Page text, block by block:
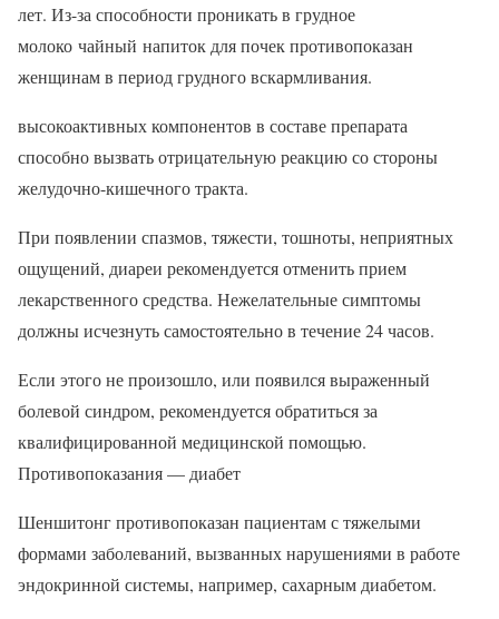
лет. Из-за способности проникать в грудное
молоко чайный напиток для почек противопоказан
женщинам в период грудного вскармливания.
высокоактивных компонентов в составе препарата
способно вызвать отрицательную реакцию со стороны
желудочно-кишечного тракта.
При появлении спазмов, тяжести, тошноты, неприятных
ощущений, диареи рекомендуется отменить прием
лекарственного средства. Нежелательные симптомы
должны исчезнуть самостоятельно в течение 24 часов.
Если этого не произошло, или появился выраженный
болевой синдром, рекомендуется обратиться за
квалифицированной медицинской помощью.
Противопоказания — диабет
Шеншитонг противопоказан пациентам с тяжелыми
формами заболеваний, вызванных нарушениями в работе
эндокринной системы, например, сахарным диабетом.